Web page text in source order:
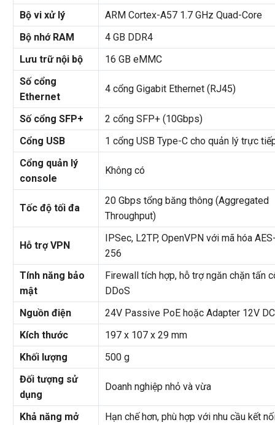
Bộ vi xử lý
ARM Cortex-A57 1.7 GHz Quad-Core
Bộ nhớ RAM
4 GB DDR4
Lưu trữ nội bộ
16 GB eMMC
Số cổng
Ethernet
4 cổng Gigabit Ethernet (RJ45)
Số cổng SFP+
2 cổng SFP+ (10Gbps)
Cổng USB
1 cổng USB Type-C cho quản lý trực
Cổng quản lý
console
Không có
Tốc độ tối đa
20 Gbps tổng băng thông (Aggregated
Throughput)
Hỗ trợ VPN
IPSec, L2TP, OpenVPN với mã hóa
256
Tính năng bảo
mật
Firewall tích hợp, hỗ trợ ngăn chặn tấn
DDoS
Nguồn điện
24V Passive PoE hoặc Adapter 12V DC
Kích thước
197 x 107 x 29 mm
Khối lượng
500 g
Đối tượng sử
dụng
Doanh nghiệp nhỏ và vừa
Khả năng mở
Hạn chế hơn, phù hợp với nhu cầu kết